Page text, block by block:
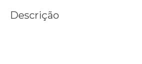
Descrição